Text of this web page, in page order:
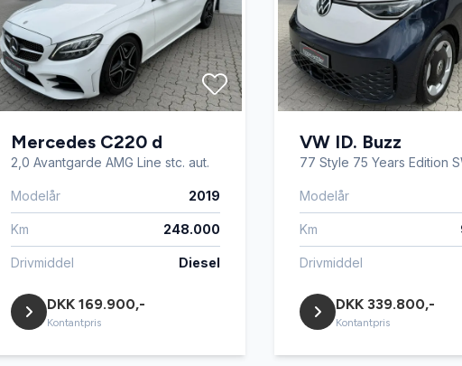
centrallås DAB radio
dobbelt bagagerumsbund dæktryksmåler
el-indstillelige forsæder el-indstilleligt førersæde
el-klapbare sidespejle
el-klapbare sidespejle med
varme
el-spejle med varme elektrisk kabinevarmer
Mercedes C220 d
2,0 Avantgarde AMG Line stc. aut.
Modelår 2019
Km 248.000
Drivmiddel Diesel
DKK 169.900,-
Kontantpris
VW ID. Buzz
77 Style 75 Years Edition
Modelår
Km
Drivmiddel
DKK 339.800,-
Kontantpris